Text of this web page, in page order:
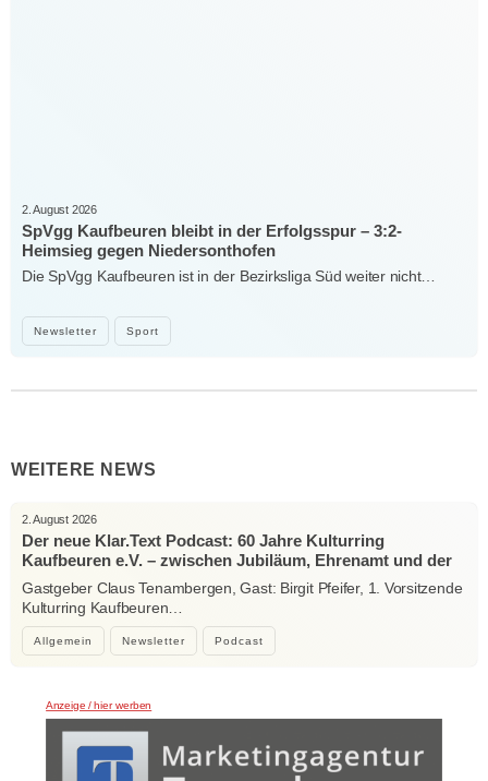
Newsletter Sport
2. August 2026
SpVgg Kaufbeuren bleibt in der Erfolgsspur – 3:2-
Heimsieg gegen Niedersonthofen
Die SpVgg Kaufbeuren ist in der Bezirksliga Süd weiter nicht…
WEITERE NEWS
Allgemein Newsletter Podcast
2. August 2026
Der neue Klar.Text Podcast: 60 Jahre Kulturring
Kaufbeuren e.V. – zwischen Jubiläum, Ehrenamt und der
Kraft der Kultur
Gastgeber Claus Tenambergen, Gast: Birgit Pfeifer, 1. Vorsitzende
Kulturring Kaufbeuren…
Anzeige / hier werben